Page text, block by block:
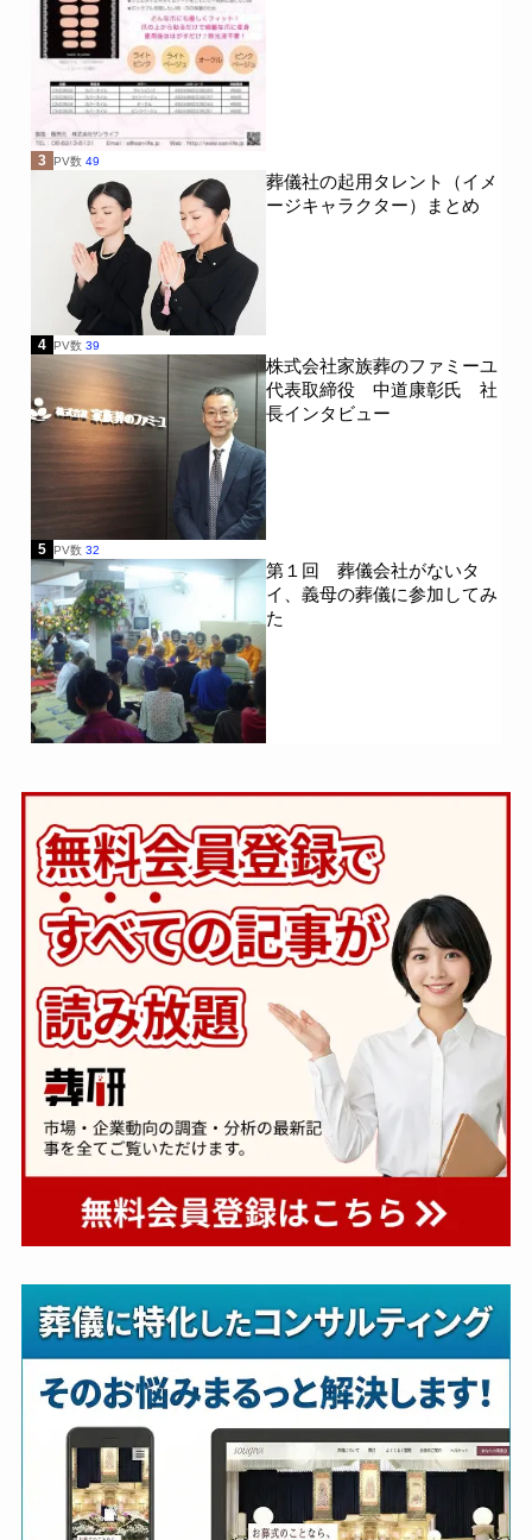
3 PV数 49
葬儀社の起用タレント（イメ
ージキャラクター）まとめ
4 PV数 39
株式会社家族葬のファミーユ
代表取締役 中道康彰氏 社
長インタビュー
5 PV数 32
第１回 葬儀会社がないタ
イ、義母の葬儀に参加してみ
た